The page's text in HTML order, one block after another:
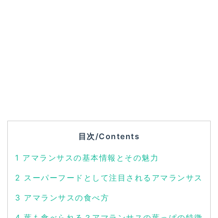
目次/Contents
1 アマランサスの基本情報とその魅力
2 スーパーフードとして注目されるアマランサス
3 アマランサスの食べ方